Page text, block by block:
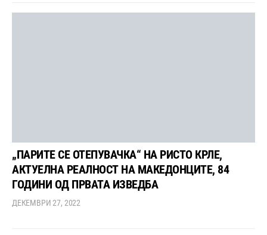
„ПАРИТЕ СЕ ОТЕПУВАЧКА“ НА РИСТО КРЛЕ,
АКТУЕЛНА РЕАЛНОСТ НА МАКЕДОНЦИТЕ, 84
ГОДИНИ ОД ПРВАТА ИЗВЕДБА
ДЕКЕМВРИ 27, 2022